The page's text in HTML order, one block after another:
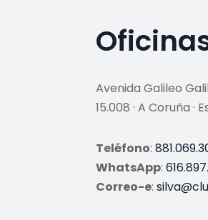
Avenida Galileo
15.008 · A Coruña ·
Teléfono:
WhatsApp:
Correo-e: